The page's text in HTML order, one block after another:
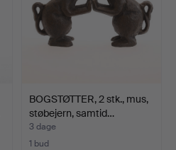
BOGSTØTTER, 2 stk., mus,
støbejern, samtid…
3 dage
1 bud